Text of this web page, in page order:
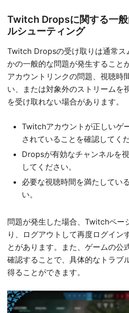
Twitch Dropsに関する一
ルシューティング
Twitch Dropsの受け取りは通常ス
かの一般的な問題が発生すること
アカウントリンクの問題、視聴時
い、または対象外のストリームを
を受け取れない場合があります。
Twitchアカウントが正しいゲ
されていることを確認してくだ
Dropsが有効なチャンネルを
してください。
必要な視聴時間を満たしてい
い。
問題が発生した場合、Twitchペー
り、ログアウトして再度ログイン
とがあります。また、ゲームの公
確認することで、具体的なトラブ
得ることができます。